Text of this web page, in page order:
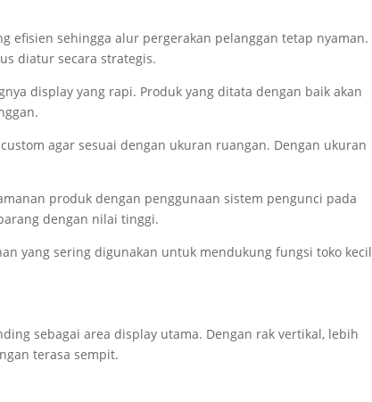
efisien sehingga alur pergerakan pelanggan tetap nyaman.
diatur secara strategis.
display yang rapi. Produk yang ditata dengan baik akan
agar sesuai dengan ukuran ruangan. Dengan ukuran
produk dengan penggunaan sistem pengunci pada
dengan nilai tinggi.
yang sering digunakan untuk mendukung fungsi toko kecil
sebagai area display utama. Dengan rak vertikal, lebih
terasa sempit.